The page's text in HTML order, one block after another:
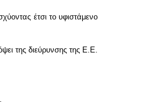
έτσι το υφιστάμενο
της διεύρυνσης της Ε.Ε.